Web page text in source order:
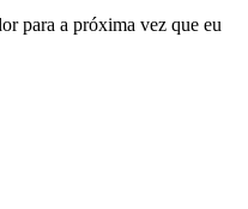
para a próxima vez que eu